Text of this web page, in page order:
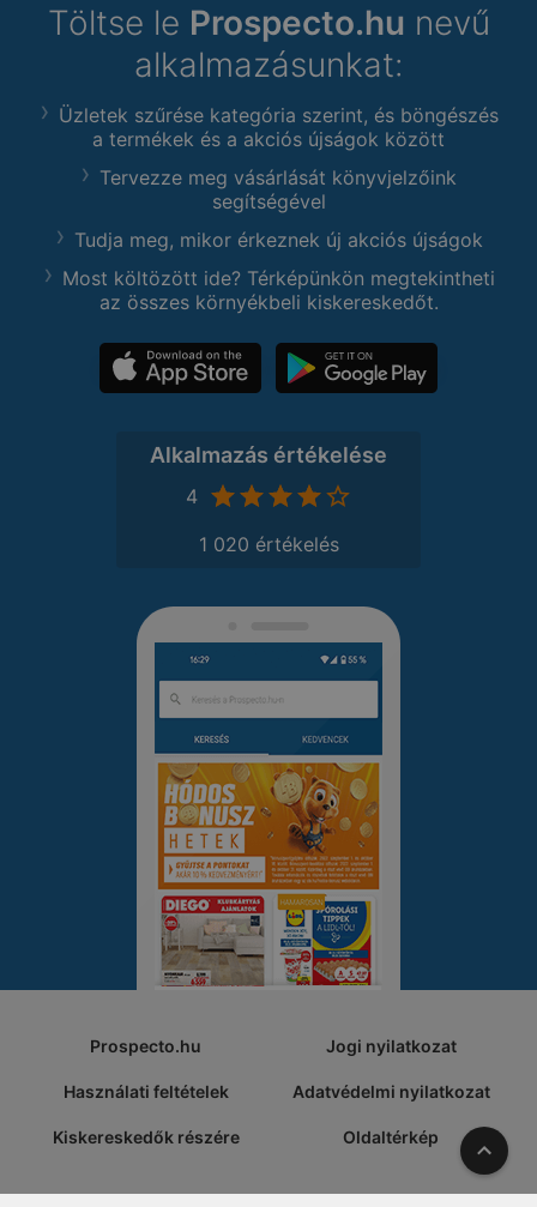
Töltse le Prospecto.hu nevű
alkalmazásunkat:
Üzletek szűrése kategória szerint, és böngészés
a termékek és a akciós újságok között
Tervezze meg vásárlását könyvjelzőink
segítségével
Tudja meg, mikor érkeznek új akciós újságok
Most költözött ide? Térképünkön megtekintheti
az összes környékbeli kiskereskedőt.
Alkalmazás értékelése
4
1 020 értékelés
Prospecto.hu Jogi nyilatkozat
Használati feltételek Adatvédelmi nyilatkozat
Kiskereskedők részére Oldaltérkép A